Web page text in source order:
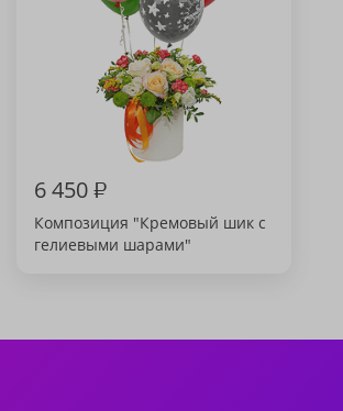
6 450₽
Композиция "Кремовый шик с
гелиевыми шарами"